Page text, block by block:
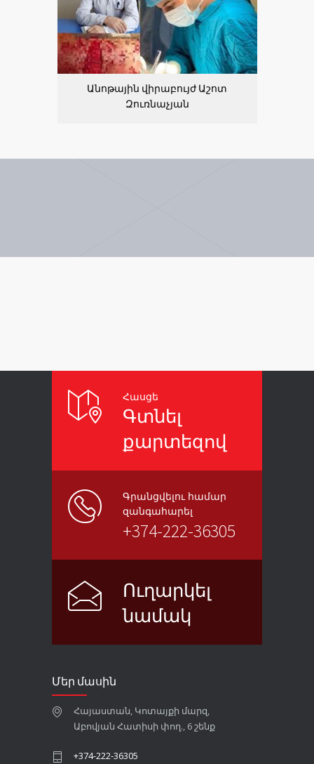
Անոթային վիրաբույժ Աշոտ
Զուռնաչյան
Հասցե
Գտնել
քարտեզով
Գրանցվելու համար
զանգահարել
+374-222-36305
Ուղարկել
նամակ
Մեր մասին
Հայաստան, Կոտայքի մարզ,
Աբովյան Հատիսի փող., 6 շենք
+374-222-36305